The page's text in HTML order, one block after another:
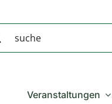
Veranstaltungen